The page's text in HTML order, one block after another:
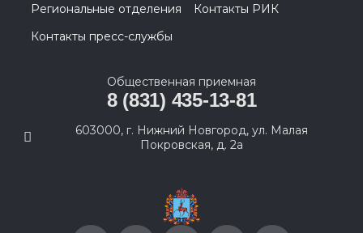
Региональные отделения
Контакты РИК
Контакты пресс-службы
Общественная приемная
8 (831) 435-13-81
603000, г. Нижний Новгород, ул. Малая
Покровская, д. 2а